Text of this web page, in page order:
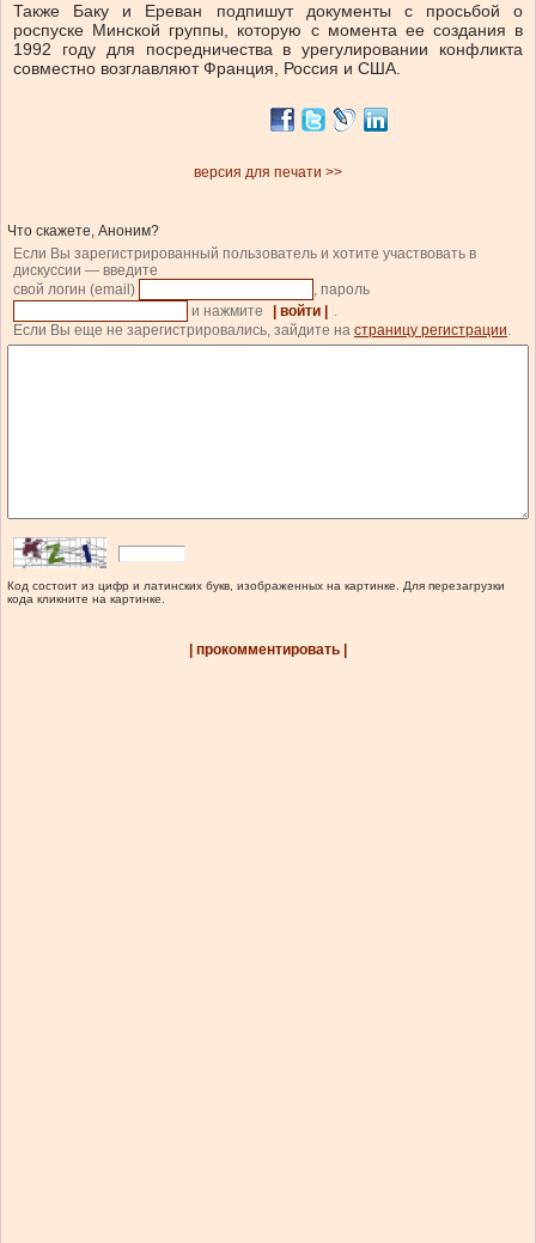
Также Баку и Ереван подпишут документы с просьбой о
роспуске Минской группы, которую с момента ее создания в
1992 году для посредничества в урегулировании конфликта
совместно возглавляют Франция, Россия и США.
версия для печати >>
Что скажете, Аноним?
Если Вы зарегистрированный пользователь и хотите участвовать в
дискуссии — введите
свой логин (email)
, пароль
и нажмите
| войти |
.
Если Вы еще не зарегистрировались, зайдите на страницу регистрации.
Код состоит из цифр и латинских букв, изображенных на картинке. Для перезагрузки
кода кликните на картинке.
| прокомментировать |